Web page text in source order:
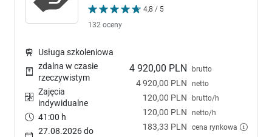
4,8 / 5
132 oceny
4 920,00 PLN brutto
4 920,00 PLN netto
120,00 PLN brutto/h
120,00 PLN netto/h
183,33 PLN cena rynkowa
Usługa szkoleniowa
zdalna w czasie
rzeczywistym
Zajęcia
indywidualne
41:00 h
27.08.2026 do